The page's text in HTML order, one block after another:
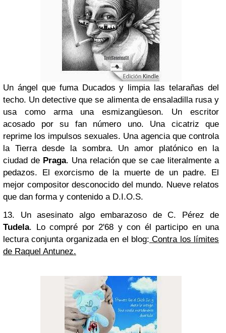
Un ángel que fuma Ducados y limpia las telarañas del
techo. Un detective que se alimenta de ensaladilla rusa y
usa como arma una esmizangüeson. Un escritor
acosado por su fan número uno. Una cicatriz que
reprime los impulsos sexuales. Una agencia que controla
la Tierra desde la sombra. Un amor platónico en la
ciudad de Praga. Una relación que se cae literalmente a
pedazos. El exorcismo de la muerte de un padre. El
mejor compositor desconocido del mundo. Nueve relatos
que dan forma y contenido a D.I.O.S.
13. Un asesinato algo embarazoso de C. Pérez de
Tudela. Lo compré por 2'68 y con él participo en una
lectura conjunta organizada en el blog: Contra los límites
de Raquel Antunez.